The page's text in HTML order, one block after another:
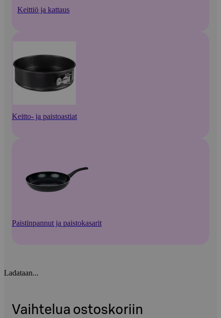
Keittiö ja kattaus
Keitto- ja paistoastiat
Paistinpannut ja paistokasarit
Ladataan...
Vaihtelua ostoskoriin